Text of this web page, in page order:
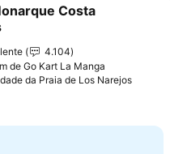
aos favoritos
Costa
4.104
de Go Kart La Manga
da Praia de Los NarejosVer